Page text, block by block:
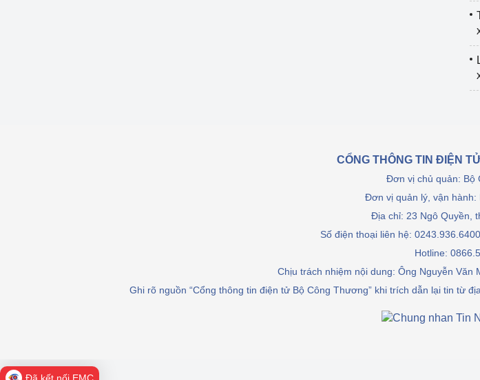
CỔNG THÔNG TIN ĐIỆN
Đơn vị chủ quản: Bộ
Đơn vị quản lý, vận hành:
Địa chỉ: 23 Ngô Quyền,
Số điện thoại liên hệ:
Hotline:
Chịu trách nhiệm nội dung: Ông Nguyễn Văn
Ghi rõ nguồn “Cổng thông tin điện tử Bộ Công Thương” khi trích dẫn lại tin từ